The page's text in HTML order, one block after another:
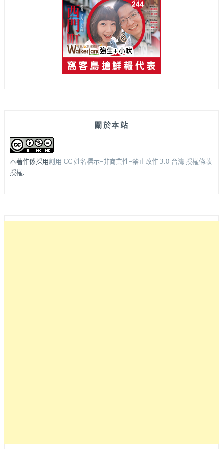
關於本站
本著作係採用創用 CC 姓名標示-非商業性-禁止改作 3.0 台灣 授權條款
授權.